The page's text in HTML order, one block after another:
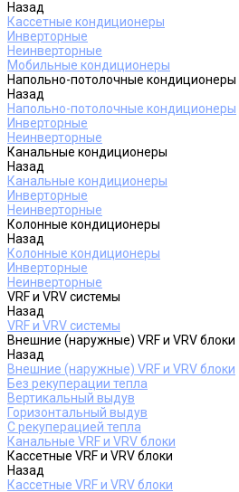
Назад
Кассетные кондиционеры
Инверторные
Неинверторные
Мобильные кондиционеры
Напольно-потолочные кондиционеры
Назад
Напольно-потолочные кондиционеры
Инверторные
Неинверторные
Канальные кондиционеры
Назад
Канальные кондиционеры
Инверторные
Неинверторные
Колонные кондиционеры
Назад
Колонные кондиционеры
Инверторные
Неинверторные
VRF и VRV системы
Назад
VRF и VRV системы
Внешние (наружные) VRF и VRV блоки
Назад
Внешние (наружные) VRF и VRV блоки
Без рекуперации тепла
Вертикальный выдув
Горизонтальный выдув
С рекуперацией тепла
Канальные VRF и VRV блоки
Кассетные VRF и VRV блоки
Назад
Кассетные VRF и VRV блоки